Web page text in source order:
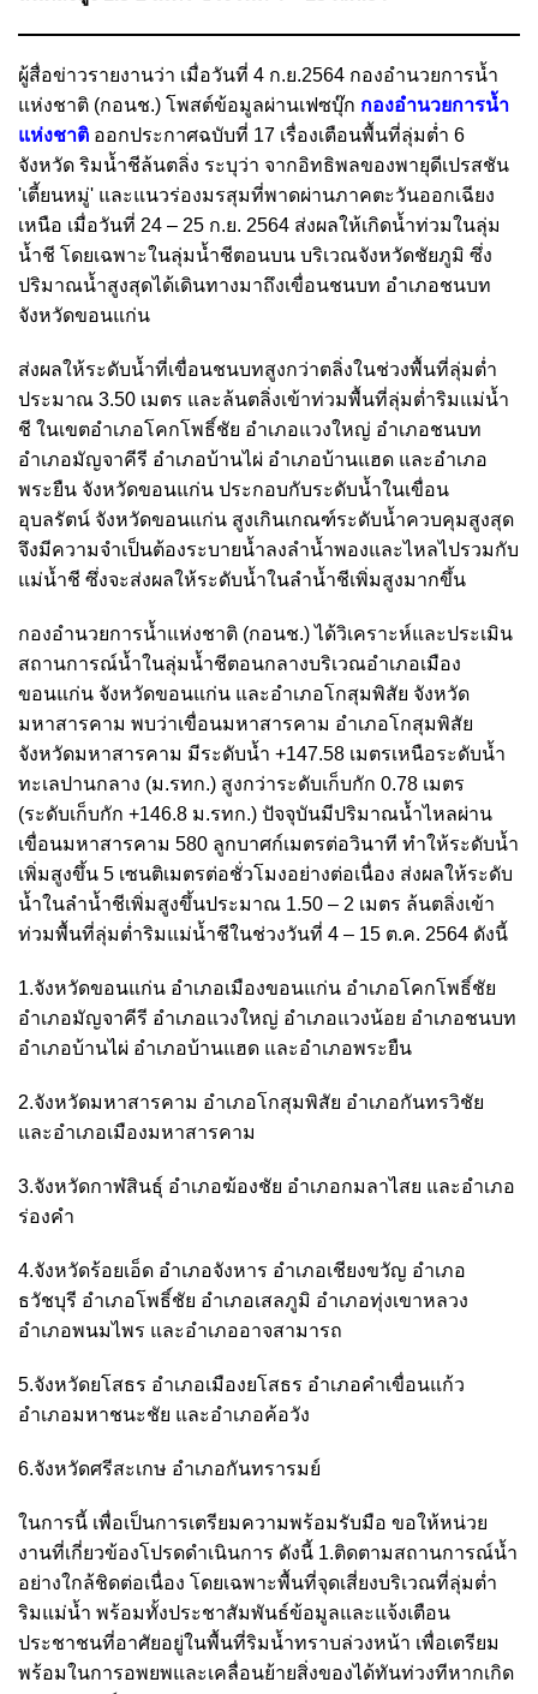
ผู้สื่อข่าวรายงานว่า เมื่อวันที่ 4 ก.ย.2564 กองอำนวยการน้ำ
แห่งชาติ (กอนช.) โพสต์ข้อมูลผ่านเฟซบุ๊ก กองอำนวยการน้ำ
แห่งชาติ ออกประกาศฉบับที่ 17 เรื่องเตือนพื้นที่ลุ่มต่ำ 6
จังหวัด ริมน้ำชีล้นตลิ่ง ระบุว่า จากอิทธิพลของพายุดีเปรสชัน
'เตี้ยนหมู่' และแนวร่องมรสุมที่พาดผ่านภาคตะวันออกเฉียง
เหนือ เมื่อวันที่ 24 – 25 ก.ย. 2564 ส่งผลให้เกิดน้ำท่วมในลุ่ม
น้ำชี โดยเฉพาะในลุ่มน้ำชีตอนบน บริเวณจังหวัดชัยภูมิ ซึ่ง
ปริมาณน้ำสูงสุดได้เดินทางมาถึงเขื่อนชนบท อำเภอชนบท
จังหวัดขอนแก่น
ส่งผลให้ระดับน้ำที่เขื่อนชนบทสูงกว่าตลิ่งในช่วงพื้นที่ลุ่มต่ำ
ประมาณ 3.50 เมตร และล้นตลิ่งเข้าท่วมพื้นที่ลุ่มต่ำริมแม่น้ำ
ชี ในเขตอำเภอโคกโพธิ์ชัย อำเภอแวงใหญ่ อำเภอชนบท
อำเภอมัญจาคีรี อำเภอบ้านไผ่ อำเภอบ้านแฮด และอำเภอ
พระยืน จังหวัดขอนแก่น ประกอบกับระดับน้ำในเขื่อน
อุบลรัตน์ จังหวัดขอนแก่น สูงเกินเกณฑ์ระดับน้ำควบคุมสูงสุด
จึงมีความจำเป็นต้องระบายน้ำลงลำน้ำพองและไหลไปรวมกับ
แม่น้ำชี ซึ่งจะส่งผลให้ระดับน้ำในลำน้ำชีเพิ่มสูงมากขึ้น
กองอำนวยการน้ำแห่งชาติ (กอนช.) ได้วิเคราะห์และประเมิน
สถานการณ์น้ำในลุ่มน้ำชีตอนกลางบริเวณอำเภอเมือง
ขอนแก่น จังหวัดขอนแก่น และอำเภอโกสุมพิสัย จังหวัด
มหาสารคาม พบว่าเขื่อนมหาสารคาม อำเภอโกสุมพิสัย
จังหวัดมหาสารคาม มีระดับน้ำ +147.58 เมตรเหนือระดับน้ำ
ทะเลปานกลาง (ม.รทก.) สูงกว่าระดับเก็บกัก 0.78 เมตร
(ระดับเก็บกัก +146.8 ม.รทก.) ปัจจุบันมีปริมาณน้ำไหลผ่าน
เขื่อนมหาสารคาม 580 ลูกบาศก์เมตรต่อวินาที ทำให้ระดับน้ำ
เพิ่มสูงขึ้น 5 เซนติเมตรต่อชั่วโมงอย่างต่อเนื่อง ส่งผลให้ระดับ
น้ำในลำน้ำชีเพิ่มสูงขึ้นประมาณ 1.50 – 2 เมตร ล้นตลิ่งเข้า
ท่วมพื้นที่ลุ่มต่ำริมแม่น้ำชีในช่วงวันที่ 4 – 15 ต.ค. 2564 ดังนี้
1.จังหวัดขอนแก่น อำเภอเมืองขอนแก่น อำเภอโคกโพธิ์ชัย
อำเภอมัญจาคีรี อำเภอแวงใหญ่ อำเภอแวงน้อย อำเภอชนบท
อำเภอบ้านไผ่ อำเภอบ้านแฮด และอำเภอพระยืน
2.จังหวัดมหาสารคาม อำเภอโกสุมพิสัย อำเภอกันทรวิชัย
และอำเภอเมืองมหาสารคาม
3.จังหวัดกาฬสินธุ์ อำเภอฆ้องชัย อำเภอกมลาไสย และอำเภอ
ร่องคำ
4.จังหวัดร้อยเอ็ด อำเภอจังหาร อำเภอเชียงขวัญ อำเภอ
ธวัชบุรี อำเภอโพธิ์ชัย อำเภอเสลภูมิ อำเภอทุ่งเขาหลวง
อำเภอพนมไพร และอำเภออาจสามารถ
5.จังหวัดยโสธร อำเภอเมืองยโสธร อำเภอคำเขื่อนแก้ว
อำเภอมหาชนะชัย และอำเภอค้อวัง
6.จังหวัดศรีสะเกษ อำเภอกันทรารมย์
ในการนี้ เพื่อเป็นการเตรียมความพร้อมรับมือ ขอให้หน่วย
งานที่เกี่ยวข้องโปรดดำเนินการ ดังนี้ 1.ติดตามสถานการณ์น้ำ
อย่างใกล้ชิดต่อเนื่อง โดยเฉพาะพื้นที่จุดเสี่ยงบริเวณที่ลุ่มต่ำ
ริมแม่น้ำ พร้อมทั้งประชาสัมพันธ์ข้อมูลและแจ้งเตือน
ประชาชนที่อาศัยอยู่ในพื้นที่ริมน้ำทราบล่วงหน้า เพื่อเตรียม
พร้อมในการอพยพและเคลื่อนย้ายสิ่งของได้ทันท่วงทีหากเกิด